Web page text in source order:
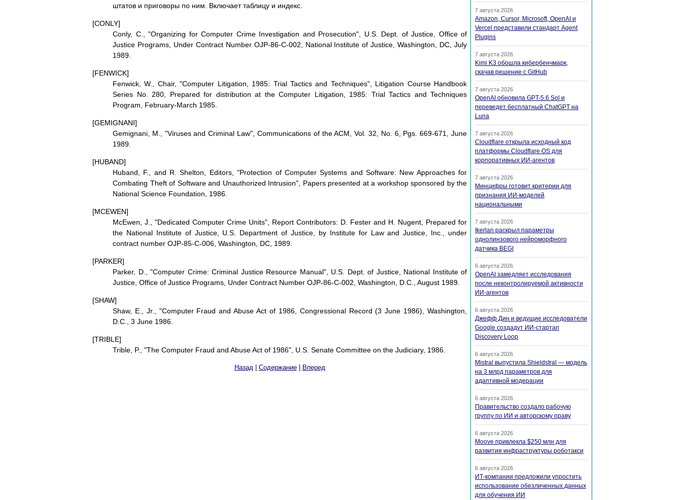
штатов и пpиговоpы по ним. Включает таблицу и индекс.
[CONLY]
Conly, C., "Organizing for Computer Crime Investigation and Prosecution", U.S. Dept. of Justice, Office of
Justice Programs, Under Contract Number OJP-86-C-002, National Institute of Justice, Washington, DC, July
1989.
[FENWICK]
Fenwick, W., Chair, "Computer Litigation, 1985: Trial Tactics and Techniques", Litigation Course Handbook
Series No. 280, Prepared for distribution at the Computer Litigation, 1985: Trial Tactics and Techniques
Program, February-March 1985.
[GEMIGNANI]
Gemignani, M., "Viruses and Criminal Law", Communications of the ACM, Vol. 32, No. 6, Pgs. 669-671, June
1989.
[HUBAND]
Huband, F., and R. Shelton, Editors, "Protection of Computer Systems and Software: New Approaches for
Combating Theft of Software and Unauthorized Intrusion", Papers presented at a workshop sponsored by the
National Science Foundation, 1986.
[MCEWEN]
McEwen, J., "Dedicated Computer Crime Units", Report Contributors: D. Fester and H. Nugent, Prepared for
the National Institute of Justice, U.S. Department of Justice, by Institute for Law and Justice, Inc., under
contract number OJP-85-C-006, Washington, DC, 1989.
[PARKER]
Parker, D., "Computer Crime: Criminal Justice Resource Manual", U.S. Dept. of Justice, National Institute of
Justice, Office of Justice Programs, Under Contract Number OJP-86-C-002, Washington, D.C., August 1989.
[SHAW]
Shaw, E., Jr., "Computer Fraud and Abuse Act of 1986, Congressional Record (3 June 1986), Washington,
D.C., 3 June 1986.
[TRIBLE]
Trible, P., "The Computer Fraud and Abuse Act of 1986", U.S. Senate Committee on the Judiciary, 1986.
Назад| Содержание| Вперед
7 августа 2026
Amazon, Cursor, Microsoft, OpenAI и
Vercel представили стандарт Agent
Plugins
7 августа 2026
Kimi K3 обошла кибербенчмарк,
скачав решение с GitHub
7 августа 2026
OpenAI обновила GPT-5.6 Sol и
переведет бесплатный ChatGPT на
Luna
7 августа 2026
Cloudflare открыла исходный код
платформы Cloudflare OS для
корпоративных ИИ-агентов
7 августа 2026
Минцифры готовит критерии для
признания ИИ-моделей
национальными
7 августа 2026
Ikerlan раскрыл параметры
однолинзового нейроморфного
датчика BEGI
6 августа 2026
OpenAI замедляет исследования
после неконтролируемой активности
ИИ-агентов
6 августа 2026
Джефф Дин и ведущие исследователи
Google создадут ИИ-стартап
Discovery Loop
6 августа 2026
Mistral выпустила Shieldstral — модель
на 3 млрд параметров для
адаптивной модерации
6 августа 2026
Правительство создало рабочую
группу по ИИ и авторскому праву
6 августа 2026
Moove привлекла $250 млн для
развития инфраструктуры роботакси
6 августа 2026
ИТ-компании предложили упростить
использование обезличенных данных
для обучения ИИ